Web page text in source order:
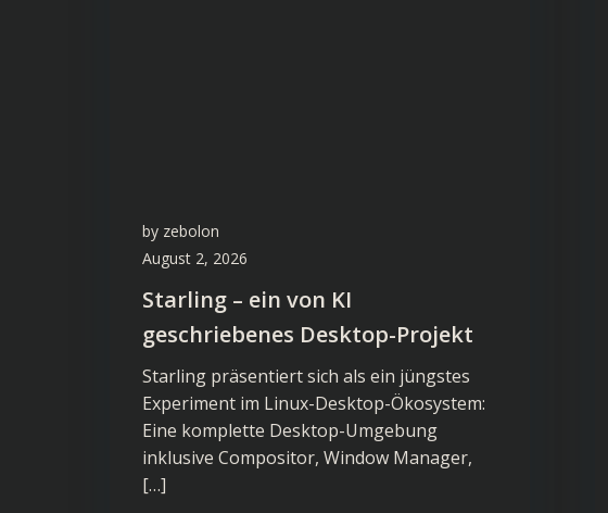
by zebolon
August 2, 2026
Starling – ein von KI
geschriebenes Desktop-Projekt
Starling präsentiert sich als ein jüngstes
Experiment im Linux-Desktop-Ökosystem:
Eine komplette Desktop-Umgebung
inklusive Compositor, Window Manager,
[…]